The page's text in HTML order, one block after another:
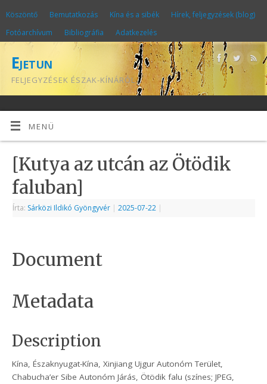
Köszöntő Bemutatkozás Kína és a sibék
Hírek, feljegyzések (blog)
Fotóarchívum
Bibliográfia Adatkezelés
Ejetun
FELJEGYZÉSEK ÉSZAK-KÍNÁRÓL
MENÜ
[Kutya az utcán az Ötödik
faluban]
Írta: Sárközi Ildikó Gyöngyvér | 2025-07-22 |
Document
Metadata
Description
Kína, Északnyugat-Kína, Xinjiang Ujgur Autonóm Terület,
Chabucha’er Sibe Autonóm Járás, Ötödik falu (színes; JPEG,